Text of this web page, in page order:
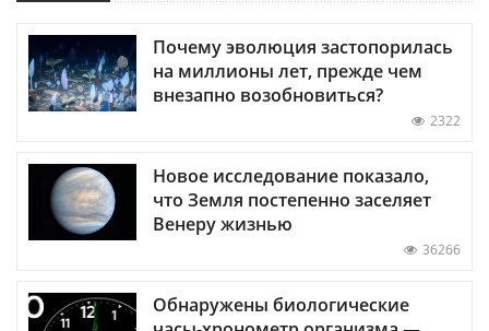
Почему эволюция застопорилась
на миллионы лет, прежде чем
внезапно возобновиться?
2322
Новое исследование показало,
что Земля постепенно заселяет
Венеру жизнью
36266
Обнаружены биологические